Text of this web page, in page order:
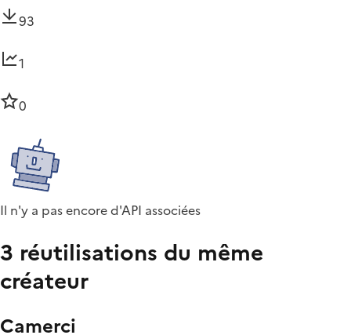
93
1
0
Il n'y a pas encore d'API associées
3 réutilisations du même
créateur
Camerci